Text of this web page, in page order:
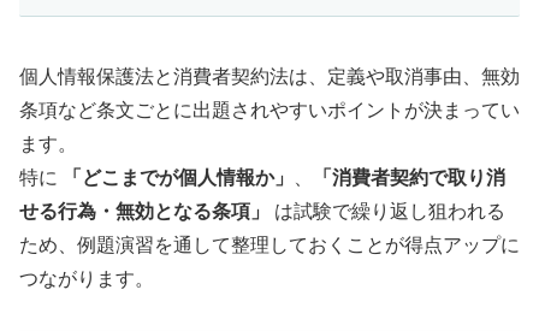
個人情報保護法と消費者契約法は、定義や取消事由、無効
条項など条文ごとに出題されやすいポイントが決まってい
ます。
特に
「どこまでが個人情報か」
「消費者契約で取り消
せる行為・無効となる条項」
は試験で繰り返し狙われる
ため、例題演習を通して整理しておくことが得点アップに
つながります。